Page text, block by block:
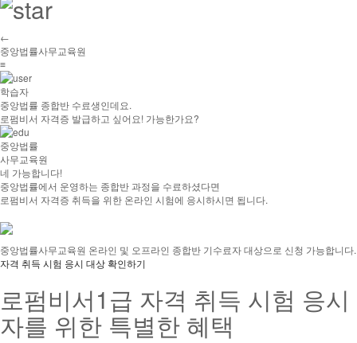
←
중앙법률사무교육원
≡
학습자
중앙법률 종합반 수료생인데요.
로펌비서 자격증 발급하고 싶어요! 가능한가요?
중앙법률
사무교육원
네 가능합니다!
중앙법률에서 운영하는 종합반 과정을 수료하셨다면
로펌비서 자격증 취득을 위한 온라인 시험에 응시하시면 됩니다.
중앙법률사무교육원 온라인 및 오프라인 종합반 기수료자 대상으로 신청 가능합니다.
자격 취득 시험 응시 대상 확인하기
로펌비서1급 자격 취득 시험 응시
자를 위한 특별한 혜택